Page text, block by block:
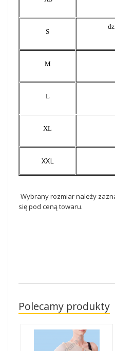
S
M
L
XL
XXL
Wybrany rozmiar należy
się pod ceną towaru.
Polecamy produkty